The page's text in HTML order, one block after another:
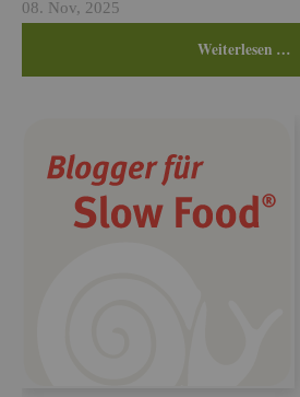
08. Nov, 2025
Wei­ter­le­sen …